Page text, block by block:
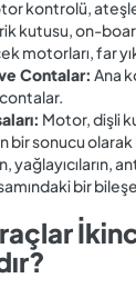
kontrolü,
kutusu, on-
motorları, far
Contalar: Ana
Motor, dişli
bir sonucu
yağlayıcıların,
bir